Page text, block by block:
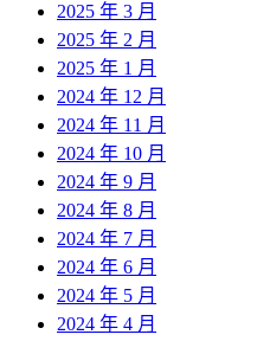
2025 年 3 月
2025 年 2 月
2025 年 1 月
2024 年 12 月
2024 年 11 月
2024 年 10 月
2024 年 9 月
2024 年 8 月
2024 年 7 月
2024 年 6 月
2024 年 5 月
2024 年 4 月